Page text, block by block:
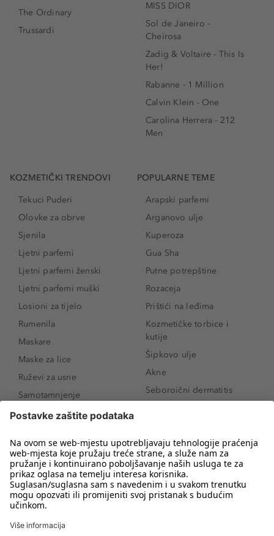
The Ordinary
Trussardi
MISS DIOR
Sol de Janeiro -
Cheirosa
Zadig & Voltaire - This Is
Her!
Rabanne - 1 Million
Calvin Klein - One
Carolina Herrera - 212
Men
KOZMETIČKI TRENDOVI
Tekuci Puderi
Olovke za obrve
Sjenila
Ljetni parfemi
Ljetni parfemi ženski
Ljetni parfemi muški
Losioni za tijelo
Rumenila
Maskare
Maske za lice
Ruževi za usne
Samotamnjenje
Puderi
Proizvodi za obrve
Sunce i zaštita
Serumi za lice
Proizvodi za čišćenje lica
POPULARNE TEME
Arapski parfemi
Arganovo ulje
Kuperoza
Gua Sha
Putne potrepštine
Rozaceja
Prištići na leđima
Kozmetičke torbice i
kutije
Šipkovo ulje
Akne
Seboroični dermatitis
Novo
Koji mi parfem
odgovara?
Kako našminkati oči da